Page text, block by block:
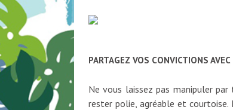
PARTAGEZ VOS CONVICTIONS
Ne vous laissez pas manipuler
rester polie, agréable et courtoise.